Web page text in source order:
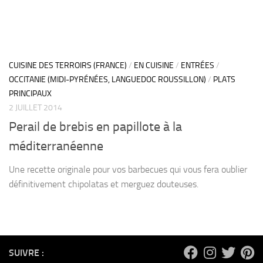
CUISINE DES TERROIRS (FRANCE) / EN CUISINE / ENTRÉES /
OCCITANIE (MIDI-PYRÉNÉES, LANGUEDOC ROUSSILLON) / PLATS
PRINCIPAUX
2 JUILLET 2014
Perail de brebis en papillote à la
méditerranéenne
Une recette originale pour vos barbecues qui vous fera oublier
définitivement chipolatas et merguez douteuses.
SUIVRE :